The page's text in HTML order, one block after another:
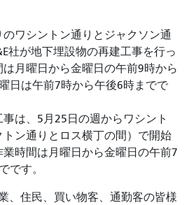
ワシントン通りとジャクソン通
社が地下埋設物の再建工事を行っ
月曜日から金曜日の午前9時から
日は午前7時から午後6時までで
は、5月25日の週からワシント
トン通りとロス横丁の間）で開始
業時間は月曜日から金曜日の午前7
です。
、住民、買い物客、通勤客の皆様